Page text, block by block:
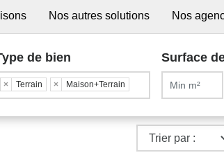
Nos autres solutions Nos
de bien
× Terrain × Maison+Terrain
Surface